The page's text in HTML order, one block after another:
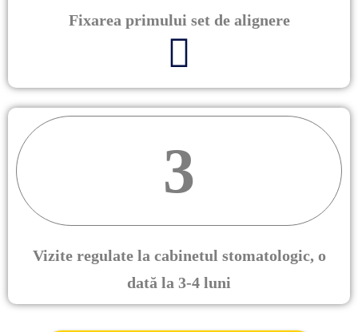
Fixarea primului set de alignere
3
Vizite regulate la cabinetul stomatologic, o
dată la 3-4 luni